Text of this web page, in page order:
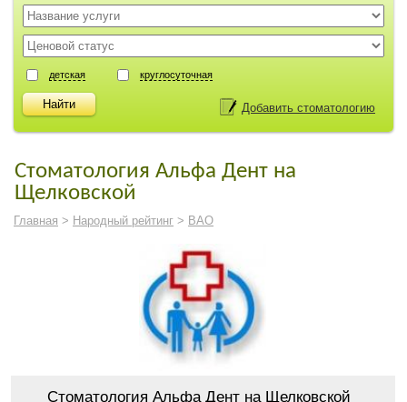
детская круглосуточная
Добавить стоматологию
Стоматология Альфа Дент на
Щелковской
Главная > Народный рейтинг > ВАО
Стоматология Альфа Дент на Щелковской